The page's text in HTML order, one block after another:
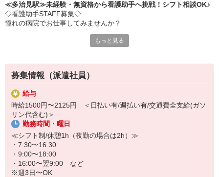
≪多治見駅≫未経験・無資格から看護助手へ挑戦！シフト相談OK♪
◇看護助手STAFF募集◇
憧れの病院でお仕事してみませんか？
・病室の清掃
・医療器具の消毒
・患者さんの生活介助
など
◇完全未経験でも安心◇
・充実した研修制度あり♪優しい先輩が丁寧に教えてくれます。
・サポート業務が中心なので、難しいことは特にありません！無資
格・未経験でもすぐに活躍できます♪
シフトの融通も利くのでプライベートを重視したい人にもおススメ
です！
もっと見る
募集情報（派遣社員）
給与
時給1500円〜2125円 ＜日払い有/週払い有/交通費全支給(ガソ
リン代含む)＞
勤務時間・曜日
≪シフト制/休憩1h（夜勤の場合は2h）≫
・7:30〜16:30
・9:00〜18:00
・16:00〜翌9:00 など
※週3日〜OK